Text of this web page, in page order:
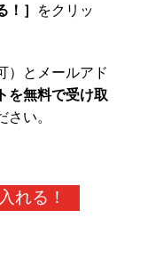
！］
をクリッ
）とメールアド
を無料で受け取
さい。
れる！